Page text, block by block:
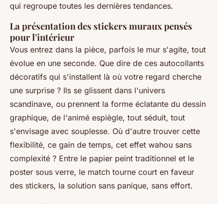
qui regroupe toutes les dernières tendances.
La présentation des stickers muraux pensés
pour l'intérieur
Vous entrez dans la pièce, parfois le mur s'agite, tout
évolue en une seconde. Que dire de ces autocollants
décoratifs qui s'installent là où votre regard cherche
une surprise ? Ils se glissent dans l'univers
scandinave, ou prennent la forme éclatante du dessin
graphique, de l'animé espiègle, tout séduit, tout
s'envisage avec souplesse. Où d'autre trouver cette
flexibilité, ce gain de temps, cet effet wahou sans
complexité ? Entre le papier peint traditionnel et le
poster sous verre, le match tourne court en faveur
des stickers, la solution sans panique, sans effort.